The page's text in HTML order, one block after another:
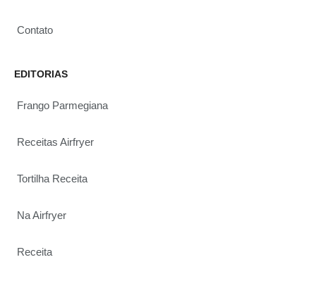
Contato
EDITORIAS
Frango Parmegiana
Receitas Airfryer
Tortilha Receita
Na Airfryer
Receita